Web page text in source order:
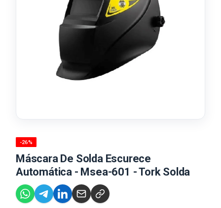
-26%
Máscara De Solda Escurece
Automática - Msea-601 - Tork Solda